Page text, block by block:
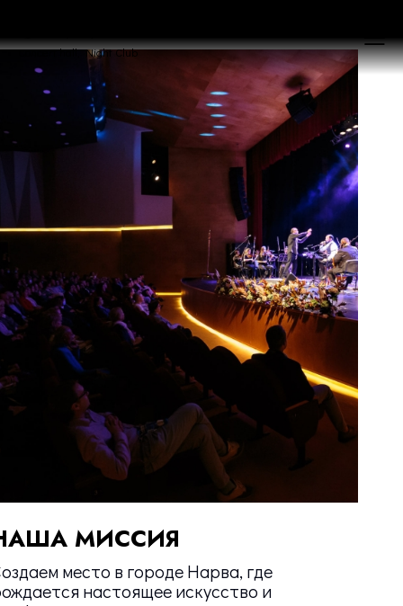
Concert hall, Night Club
МИССИЯ
место в городе Нарва, где
настоящее искусство и